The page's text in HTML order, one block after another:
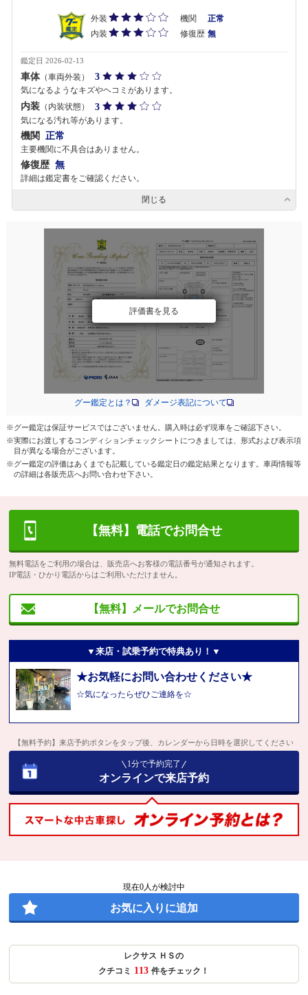
外装 機関
正常
内装
修復歴 無
鑑定日 2026-02-13
車体（車両外装） 3
気になるようなキズやヘコミがあります。
内装 （内装状態） 3
気になる汚れ等があります。
機関 正常
主要機関に不具合はありません。
修復歴 無
詳細は鑑定書をご確認ください。
閉じる
評価書を見る
グー鑑定とは？ ダメージ表記について
※グー鑑定は保証サービスではございません。購入時は必ず現車をご確認下さい。
※実際にお渡しするコンディションチェックシートにつきましては、形式および表示項
目が異なる場合がございます。
※グー鑑定の評価はあくまでも記載している鑑定日の鑑定結果となります。車両情報等
の詳細は各販売店へお問い合わせ下さい。
【無料】電話でお問合せ
無料電話をご利用の場合は、販売店へお客様の電話番号が通知されます。
IP電話・ひかり電話からはご利用いただけません。
【無料】メールでお問合せ
▼来店・試乗予約で特典あり！▼
★お気軽にお問い合わせください★
☆気になったらぜひご連絡を☆
【無料予約】来店予約ボタンをタップ後、カレンダーから日時を選択してください
1分で予約完了
オンラインで来店予約
現在0人が検討中
お気に入りに追加
レクサス ＨＳの
クチコミ 113 件をチェック！